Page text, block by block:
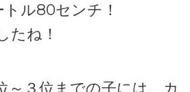
トル80センチ！
たね！